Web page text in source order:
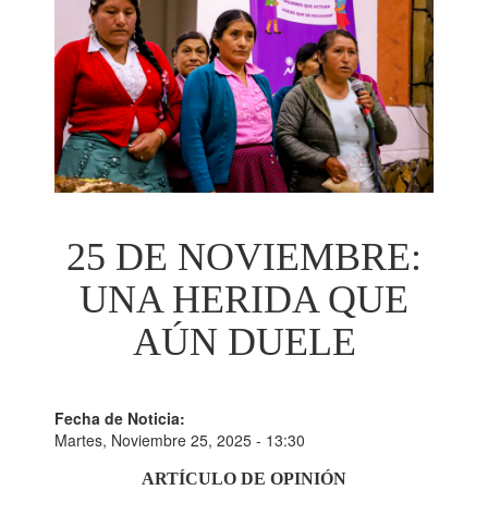
25 DE NOVIEMBRE:
UNA HERIDA QUE
AÚN DUELE
Fecha de Noticia:
Martes, Noviembre 25, 2025 - 13:30
ARTÍCULO DE OPINIÓN